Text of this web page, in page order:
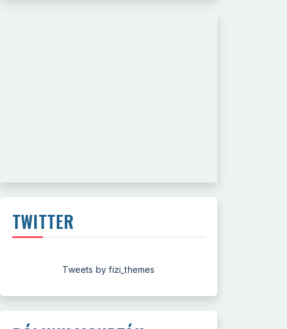
TWITTER
Tweets by fizi_themes